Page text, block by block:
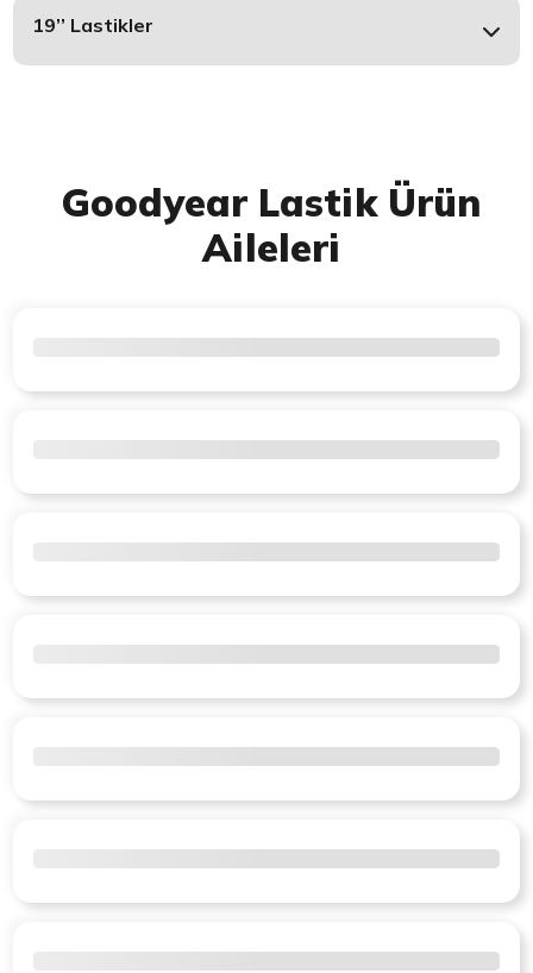
19’’ Lastikler
Goodyear Lastik Ürün
Aileleri